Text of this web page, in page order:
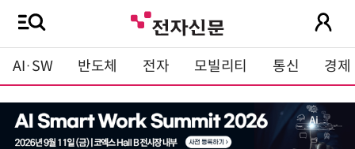
AI·SW 반도체 전자 모빌리티 통신 경제